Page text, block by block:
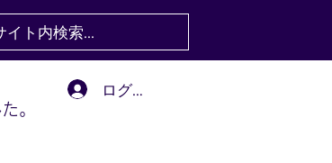
。
ログイン